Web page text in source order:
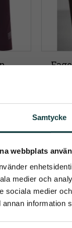
Samtycke
webbplats
medier och
sociala medier
annan information
ärmar
Det